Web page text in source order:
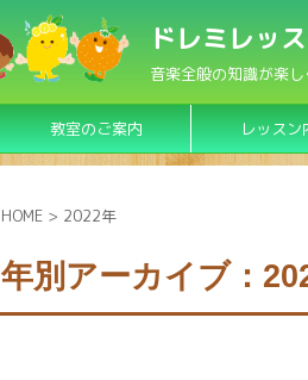
ドレミレッ
音楽全般の知識が楽
教室のご案内 レッスン
HOME > 2022年
年別アーカイブ：